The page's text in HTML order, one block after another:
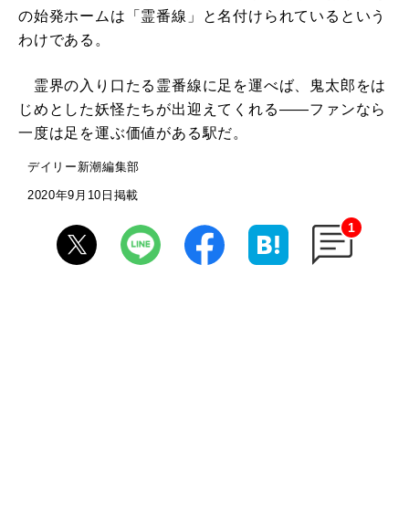
の始発ホームは「霊番線」と名付けられているという
わけである。
霊界の入り口たる霊番線に足を運べば、鬼太郎をは
じめとした妖怪たちが出迎えてくれる――ファンなら
一度は足を運ぶ価値がある駅だ。
デイリー新潮編集部
2020年9月10日掲載
1